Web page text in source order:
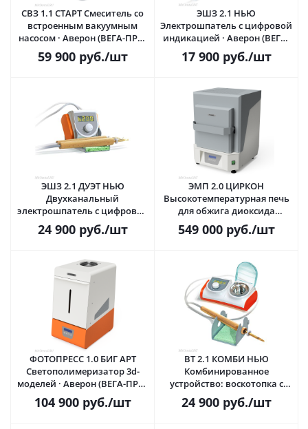
СВЗ 1.1 СТАРТ Смеситель со
встроенным вакуумным
насосом · Аверон (ВЕГА-ПРО)
Россия
59 900руб./шт
ЭШЗ 2.1 НЬЮ
Электрошпатель с цифровой
индикацией · Аверон (ВЕГА-
ПРО) Россия
17 900руб./шт
ЭШЗ 2.1 ДУЭТ НЬЮ
Двухканальный
электрошпатель с цифровой
индикацией температуры ·
Аверон (ВЕГА-ПРО) Россия
24 900руб./шт
ЭМП 2.0 ЦИРКОН
Высокотемпературная печь
для обжига диоксида
циркония · Аверон (ВЕГА-
ПРО) Россия
549 000руб./шт
ФОТОПРЕСС 1.0 БИГ АРТ
Светополимеризатор 3d-
моделей · Аверон (ВЕГА-ПРО)
Россия
104 900руб./шт
ВТ 2.1 КОМБИ НЬЮ
Комбинированное
устройство: воскотопка с
одной ванночкой и
электрошпатель с насадкой ·
24 900руб./шт